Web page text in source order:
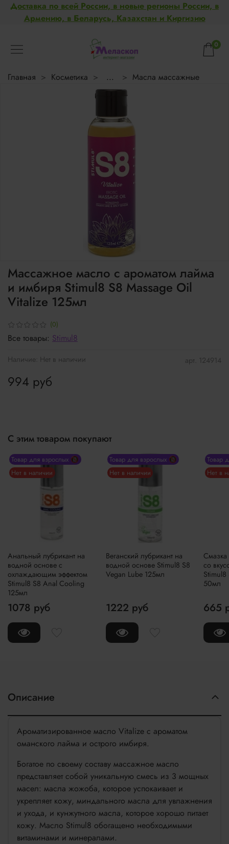
Доставка по всей России, в новые регионы России, в
Армению, в Беларусь, Казахстан и Киргизию
0
Главная Косметика ... Масла массажные
(0)
арт. 124914
Наличие: Нет в наличии
Массажное масло с ароматом лайма
и имбиря Stimul8 S8 Massage Oil
Vitalize 125мл
994 руб
Все товары: Stimul8
С этим товаром покупают
Товар для взрослых 🔞
Нет в наличии
Анальный лубрикант на
водной основе с
охлаждающим эффектом
Stimul8 S8 Anal Cooling
125мл
1078 руб
Товар для взрослых 🔞
Нет в наличии
Веганский лубрикант на
водной основе Stimul8 S8
Vegan Lube 125мл
1222 руб
Товар
Нет в
со
Stimul8
50мл
665
Описание
Ароматизированное масло Vitalize с ароматом
оманского лайма и острого имбиря.
Богатое по своему составу массажное масло
представляет собой уникальную смесь из 3 мощных
масел: масла жожоба, которое успокаивает и
укрепляет кожу, миндального масла для увлажнения
и ухода, и кунжутного масла, которое хорошо питает
кожу. Масло Stimul8 обогащено необходимыми
витаминами и минералами.